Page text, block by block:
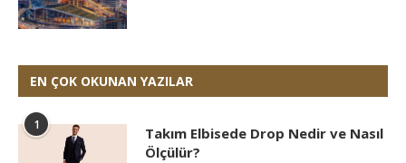
EN ÇOK OKUNAN YAZILAR
1
Takım Elbisede Drop Nedir ve Nasıl
Ölçülür?